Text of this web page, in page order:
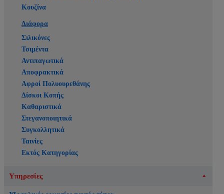
Κουζίνα
Διάφορα
Σιλικόνες
Τσιμέντα
Αντιπαγωτικά
Αποφρακτικά
Αφροί Πολυουρεθάνης
Δίσκοι Κοπής
Καθαριστικά
Στεγανοποιητικά
Συγκολλητικά
Ταινίες
Εκτός Κατηγορίας
Υπηρεσίες